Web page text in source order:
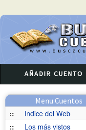
AÑADIR CUENTO
Menu Cuentos
::
Indice del Web
::
Los más vistos